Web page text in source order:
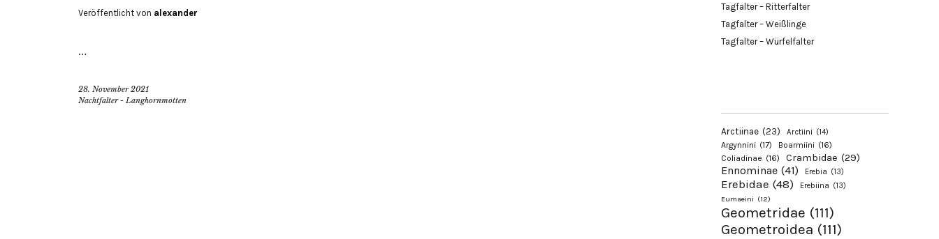
Veröffentlicht von alexander
…
28. November 2021
Nachtfalter - Langhornmotten
Tagfalter – Ritterfalter
Tagfalter – Weißlinge
Tagfalter – Würfelfalter
Arctiinae (23) Arctiini (14)
Argynnini (17) Boarmiini (16)
Coliadinae (16) Crambidae (29)
Ennominae (41) Erebia (13)
Erebidae (48) Erebiina (13)
Eumaeini (12)
Geometridae (111)
Geometroidea (111)